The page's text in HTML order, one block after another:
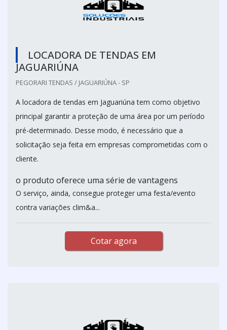
LOCADORA DE TENDAS EM
JAGUARIÚNA
PEGORARI TENDAS / JAGUARIÚNA - SP
A locadora de tendas em Jaguariúna tem como objetivo
principal garantir a proteção de uma área por um período
pré-determinado. Desse modo, é necessário que a
solicitação seja feita em empresas comprometidas com o
cliente.
o produto oferece uma série de vantagens
O serviço, ainda, consegue proteger uma festa/evento
contra variações clim&a...
Cotar agora